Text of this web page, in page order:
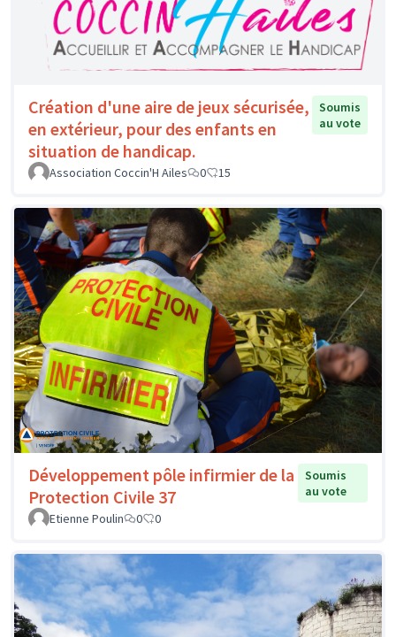
Création d'une aire de jeux sécurisée,
en extérieur, pour des enfants en
situation de handicap.
Soumis
au vote
Association Coccin'H Ailes 0 15
Développement pôle infirmier de la
Protection Civile 37
Soumis
au vote
Etienne Poulin
0 0